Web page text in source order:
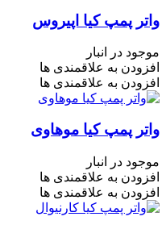
واتر پمپ کیا اپیروس
موجود در انبار
افزودن به علاقمندی ها
افزودن به علاقمندی ها
واتر پمپ کیا موهاوی
موجود در انبار
افزودن به علاقمندی ها
افزودن به علاقمندی ها